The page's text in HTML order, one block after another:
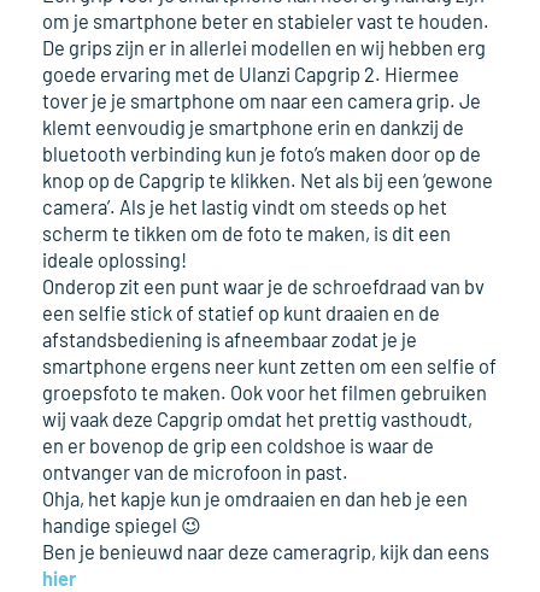
om je smartphone beter en stabieler vast te houden.
De grips zijn er in allerlei modellen en wij hebben erg
goede ervaring met de Ulanzi Capgrip 2. Hiermee
tover je je smartphone om naar een camera grip. Je
klemt eenvoudig je smartphone erin en dankzij de
bluetooth verbinding kun je foto’s maken door op de
knop op de Capgrip te klikken. Net als bij een ‘gewone
camera’. Als je het lastig vindt om steeds op het
scherm te tikken om de foto te maken, is dit een
ideale oplossing!
Onderop zit een punt waar je de schroefdraad van bv
een selfie stick of statief op kunt draaien en de
afstandsbediening is afneembaar zodat je je
smartphone ergens neer kunt zetten om een selfie of
groepsfoto te maken. Ook voor het filmen gebruiken
wij vaak deze Capgrip omdat het prettig vasthoudt,
en er bovenop de grip een coldshoe is waar de
ontvanger van de microfoon in past.
Ohja, het kapje kun je omdraaien en dan heb je een
handige spiegel 😉
Ben je benieuwd naar deze cameragrip, kijk dan eens
hier